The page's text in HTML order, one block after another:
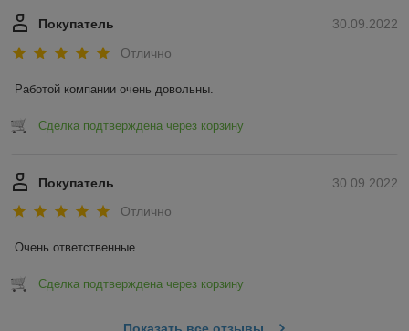
30.09.2022
Покупатель
Отлично
Работой компании очень довольны.
Сделка подтверждена через корзину
30.09.2022
Покупатель
Отлично
Очень ответственные
Сделка подтверждена через корзину